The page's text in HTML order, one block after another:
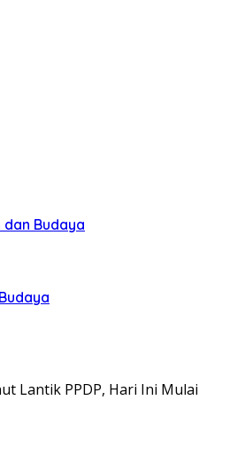
dan Budaya
Lantik PPDP, Hari Ini Mulai